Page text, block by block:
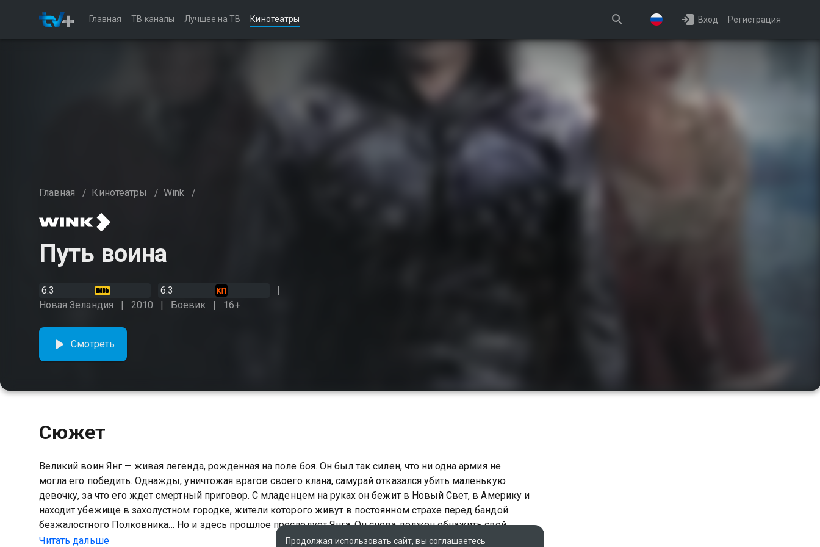
Главная ТВ каналы Лучшее на ТВ Кинотеатры Вход Регистрация
Главная / Кинотеатры / Wink /
Путь воина
6.3
6.3
Новая Зеландия
2010 Боевик 16+
Смотреть
Сюжет
Великий воин Янг — живая легенда, рожденная на поле боя. Он был так силен, что ни одна армия не
могла его победить. Однажды, уничтожая врагов своего клана, самурай отказался убить маленькую
девочку, за что его ждет смертный приговор. С младенцем на руках он бежит в Новый Свет, в Америку и
находит убежище в захолустном городке, жители которого живут в постоянном страхе перед бандой
безжалостного Полковника… Но и здесь прошлое преследует Янга. Он снова должен обнажить свой
меч…
Читать дальше Продолжая использовать сайт, вы соглашаетесь